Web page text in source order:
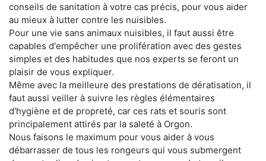
conseils de sanitation à votre cas précis, pour vous aider
au mieux à lutter contre les nuisibles.
Pour une vie sans animaux nuisibles, il faut aussi être
capables d'empêcher une prolifération avec des gestes
simples et des habitudes que nos experts se feront un
plaisir de vous expliquer.
Même avec la meilleure des prestations de dératisation, il
faut aussi veiller à suivre les règles élémentaires
d'hygiène et de propreté, car ces rats et souris sont
principalement attirés par la saleté à Orgon.
Nous faisons le maximum pour vous aider à vous
débarrasser de tous les rongeurs qui vous submergent